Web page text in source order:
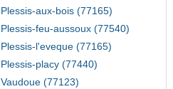
aux-bois (77165)
feu-aussoux (77540)
l'eveque (77165)
placy (77440)
(77123)